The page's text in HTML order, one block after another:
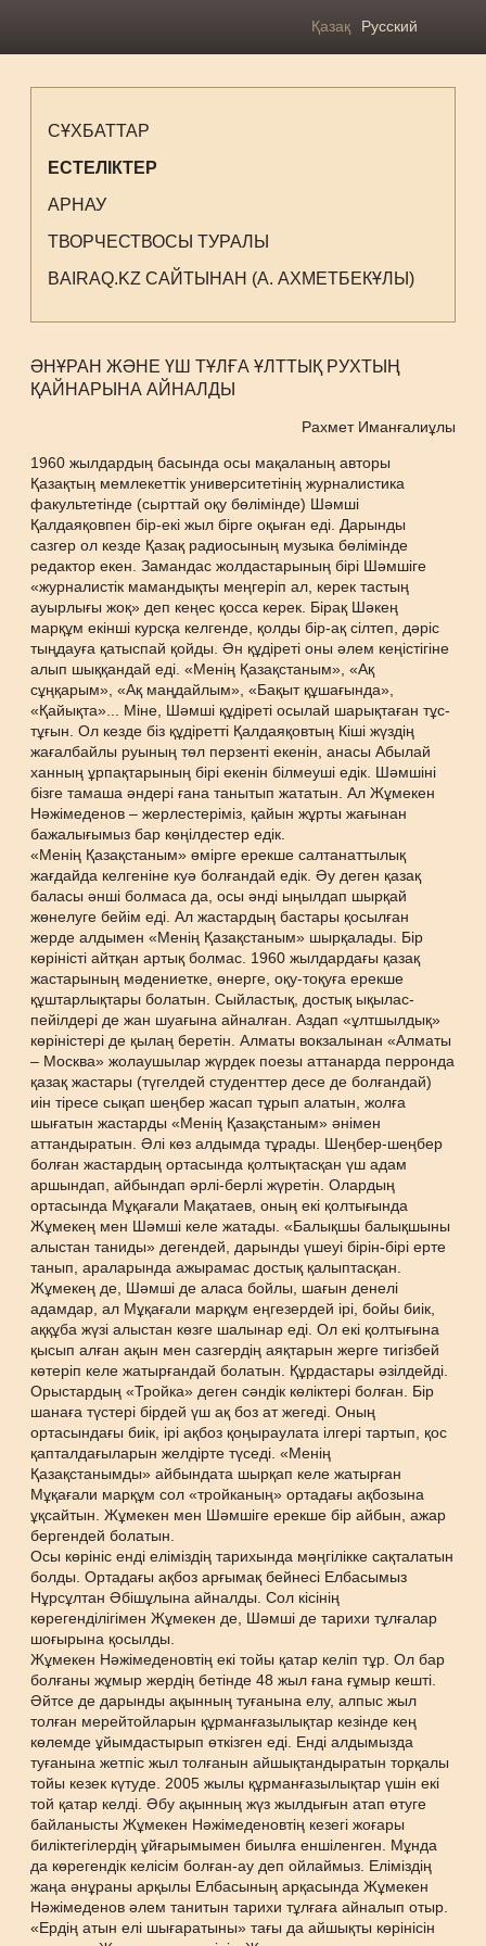
Қазақ Русский
СҰХБАТТАР
ЕСТЕЛІКТЕР
АРНАУ
ТВОРЧЕСТВОСЫ ТУРАЛЫ
BAIRAQ.KZ САЙТЫНАН (А. АХМЕТБЕКҰЛЫ)
ӘНҰРАН ЖӘНЕ ҮШ ТҰЛҒА ҰЛТТЫҚ РУХТЫҢ
ҚАЙНАРЫНА АЙНАЛДЫ
Рахмет Иманғалиұлы
1960 жылдардың басында осы мақаланың авторы
Қазақтың мемлекеттік университетінің журналистика
факультетінде (сырттай оқу бөлімінде) Шәмші
Қалдаяқовпен бір-екі жыл бірге оқыған еді. Дарынды
сазгер ол кезде Қазақ радиосының музыка бөлімінде
редактор екен. Замандас жолдастарының бірі Шәмшіге
«журналистік мамандықты меңгеріп ал, керек тастың
ауырлығы жоқ» деп кеңес қосса керек. Бірақ Шәкең
марқұм екінші курсқа келгенде, қолды бір-ақ сілтеп, дәріс
тыңдауға қатыспай қойды. Ән құдіреті оны әлем кеңістігіне
алып шыққандай еді. «Менің Қазақстаным», «Ақ
сұңқарым», «Ақ маңдайлым», «Бақыт құшағында»,
«Қайықта»... Міне, Шәмші құдіреті осылай шарықтаған тұс-
тұғын. Ол кезде біз құдіретті Қалдаяқовтың Кіші жүздің
жағалбайлы руының төл перзенті екенін, анасы Абылай
ханның ұрпақтарының бірі екенін білмеуші едік. Шәмшіні
бізге тамаша әндері ғана танытып жататын. Ал Жұмекен
Нәжімеденов – жерлестеріміз, қайын жұрты жағынан
бажалығымыз бар көңілдестер едік.
«Менің Қазақстаным» өмірге ерекше салтанаттылық
жағдайда келгеніне куә болғандай едік. Әу деген қазақ
баласы әнші болмаса да, осы әнді ыңылдап шырқай
жөнелуге бейім еді. Ал жастардың бастары қосылған
жерде алдымен «Менің Қазақстаным» шырқалады. Бір
көріністі айтқан артық болмас. 1960 жылдардағы қазақ
жастарының мәдениетке, өнерге, оқу-тоқуға ерекше
құштарлықтары болатын. Сыйластық, достық ықылас-
пейілдері де жан шуағына айналған. Аздап «ұлтшылдық»
көріністері де қылаң беретін. Алматы вокзалынан «Алматы
– Москва» жолаушылар жүрдек поезы аттанарда перронда
қазақ жастары (түгелдей студенттер десе де болғандай)
иін тіресе сықап шеңбер жасап тұрып алатын, жолға
шығатын жастарды «Менің Қазақстаным» әнімен
аттандыратын. Әлі көз алдымда тұрады. Шеңбер-шеңбер
болған жастардың ортасында қолтықтасқан үш адам
аршындап, айбындап әрлі-берлі жүретін. Олардың
ортасында Мұқағали Мақатаев, оның екі қолтығында
Жұмекең мен Шәмші келе жатады. «Балықшы балықшыны
алыстан таниды» дегендей, дарынды үшеуі бірін-бірі ерте
танып, араларында ажырамас достық қалыптасқан.
Жұмекең де, Шәмші де аласа бойлы, шағын денелі
адамдар, ал Мұқағали марқұм еңгезердей ірі, бойы биік,
аққұба жүзі алыстан көзге шалынар еді. Ол екі қолтығына
қысып алған ақын мен сазгердің аяқтарын жерге тигізбей
көтеріп келе жатырғандай болатын. Құрдастары әзілдейді.
Орыстардың «Тройка» деген сәндік көліктері болған. Бір
шанаға түстері бірдей үш ақ боз ат жегеді. Оның
ортасындағы биік, ірі ақбоз қоңыраулата ілгері тартып, қос
қапталдағыларын желдірте түседі. «Менің
Қазақстанымды» айбындата шырқап келе жатырған
Мұқағали марқұм сол «тройканың» ортадағы ақбозына
ұқсайтын. Жұмекен мен Шәмшіге ерекше бір айбын, ажар
бергендей болатын.
Осы көрініс енді еліміздің тарихында мәңгілікке сақталатын
болды. Ортадағы ақбоз арғымақ бейнесі Елбасымыз
Нұрсұлтан Әбішұлына айналды. Сол кісінің
көрегенділігімен Жұмекен де, Шәмші де тарихи тұлғалар
шоғырына қосылды.
Жұмекен Нәжімеденовтің екі тойы қатар келіп тұр. Ол бар
болғаны жұмыр жердің бетінде 48 жыл ғана ғұмыр кешті.
Әйтсе де дарынды ақынның туғанына елу, алпыс жыл
толған мерейтойларын құрманғазылықтар кезінде кең
көлемде ұйымдастырып өткізген еді. Енді алдымызда
туғанына жетпіс жыл толғанын айшықтандыратын торқалы
тойы кезек күтуде. 2005 жылы құрманғазылықтар үшін екі
той қатар келді. Әбу ақынның жүз жылдығын атап өтуге
байланысты Жұмекен Нәжімеденовтің кезегі жоғары
биліктегілердің ұйғарымымен биылға еншіленген. Мұнда
да көрегендік келісім болған-ау деп ойлаймыз. Еліміздің
жаңа әнұраны арқылы Елбасының арқасында Жұмекен
Нәжімеденов әлем танитын тарихи тұлғаға айналып отыр.
«Ердің атын елі шығаратыны» тағы да айшықты көрінісін